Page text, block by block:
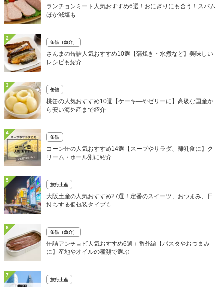
ランチョンミート人気おすすめ6選！おにぎりにも合う！スパム
ほか減塩も
2
缶詰（魚介）
さんまの缶詰人気おすすめ10選【蒲焼き・水煮など】美味しい
レシピも紹介
3
缶詰
桃缶の人気おすすめ10選【ケーキ―やゼリーに】高級な国産か
ら安い海外産まで紹介
4
缶詰
コーン缶の人気おすすめ14選【スープやサラダ、離乳食に】ク
リーム・ホール別に紹介
5
旅行土産
大阪土産の人気おすすめ27選！定番のスイーツ、おつまみ、日
持ちする個包装タイプも
6
缶詰（魚介）
缶詰アンチョビ人気おすすめ6選＋番外編【パスタやおつまみ
に】産地やオイルの種類で選ぶ
7
旅行土産